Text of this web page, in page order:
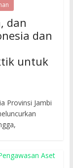
dan
dan
untuk
Provinsi Jambi